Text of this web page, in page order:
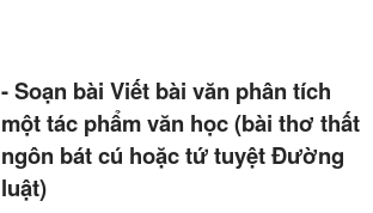
- Soạn bài Viết bài văn phân tích
một tác phẩm văn học (bài thơ thất
ngôn bát cú hoặc tứ tuyệt Đường
luật)